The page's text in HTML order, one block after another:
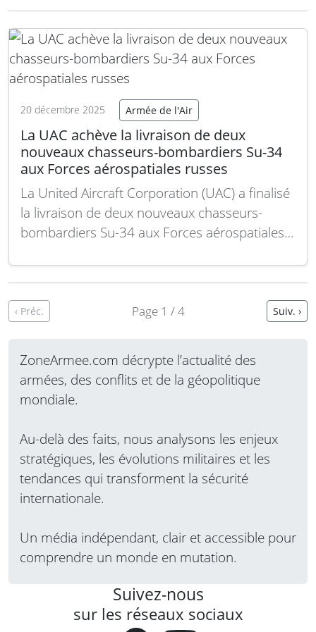
fortes tensions géopolitiques. Cette
transaction massive comprend une large
gamme d’équipements…
20 décembre 2025 Armée de l'Air
La UAC achève la livraison de deux
nouveaux chasseurs-bombardiers Su-34
aux Forces aérospatiales russes
La United Aircraft Corporation (UAC) a finalisé
la livraison de deux nouveaux chasseurs-
bombardiers Su-34 aux Forces aérospatiales
opérationnelle. Cette dernière remise s’inscrit
modernisation en cours des forces aériennes
l’efficacité de leur flotte de…
Lire la suite
‹ Préc. Page 1 / 4 Suiv. ›
ZoneArmee.com décrypte l’actualité des
armées, des conflits et de la géopolitique
mondiale.
Au-delà des faits, nous analysons les enjeux
stratégiques, les évolutions militaires et les
tendances qui transforment la sécurité
internationale.
Un média indépendant, clair et accessible pour
comprendre un monde en mutation.
Suivez-nous
sur les réseaux sociaux